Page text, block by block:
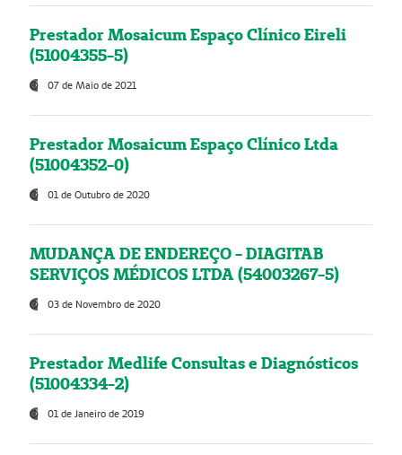
Prestador Mosaicum Espaço Clínico Eireli
(51004355-5)
07 de Maio de 2021
Prestador Mosaicum Espaço Clínico Ltda
(51004352-0)
01 de Outubro de 2020
MUDANÇA DE ENDEREÇO - DIAGITAB
SERVIÇOS MÉDICOS LTDA (54003267-5)
03 de Novembro de 2020
Prestador Medlife Consultas e Diagnósticos
(51004334-2)
01 de Janeiro de 2019